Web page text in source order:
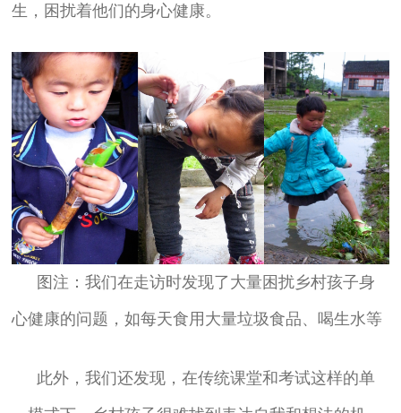
生，困扰着他们的身心健康。
图注：我们在走访时发现了大量困扰乡村孩子身
心健康的问题，如每天食用大量垃圾食品、喝生水等
此外，我们还发现，在传统课堂和考试这样的单